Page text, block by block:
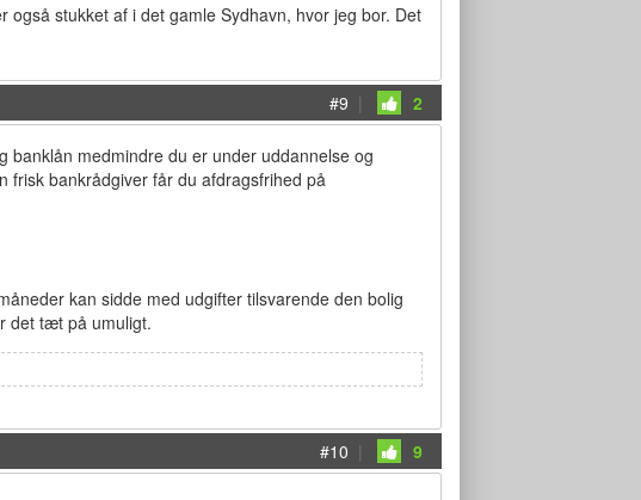
stukket af i det gamle Sydhavn, hvor jeg bor. Det
#9 | 2
banklån medmindre du er under uddannelse og
bankrådgiver får du afdragsfrihed på
kan sidde med udgifter tilsvarende den bolig
det tæt på umuligt.
#10 | 9